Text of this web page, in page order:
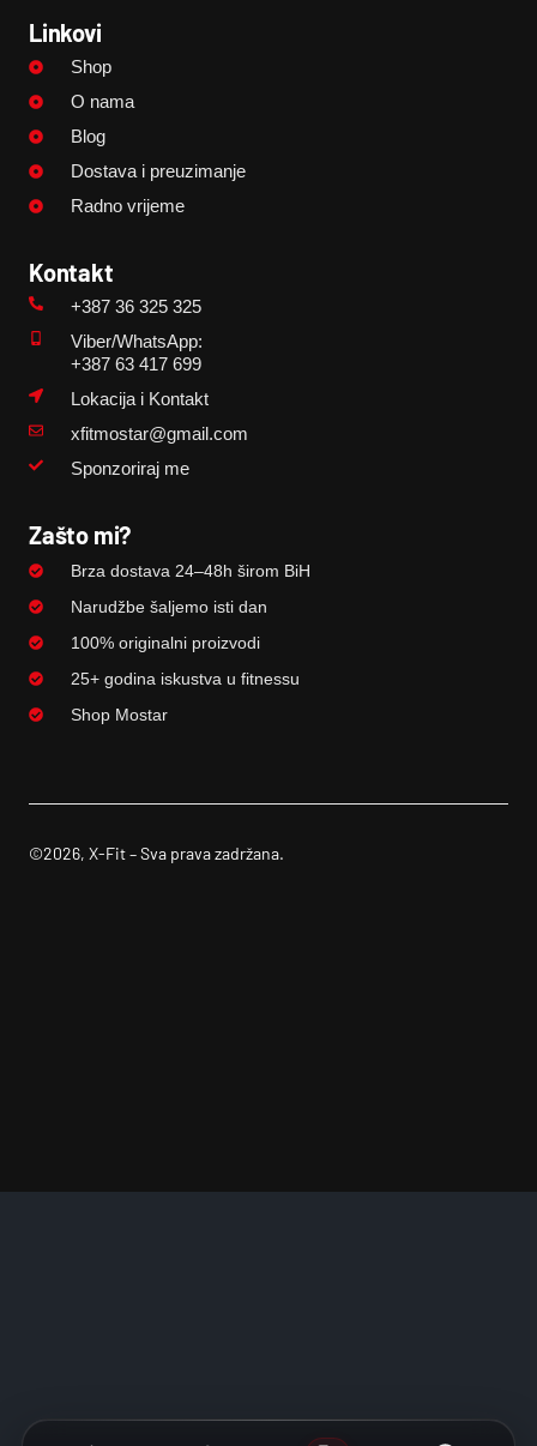
Linkovi
Shop
O nama
Blog
Dostava i preuzimanje
Radno vrijeme
Kontakt
+387 36 325 325
Viber/WhatsApp:
+387 63 417 699
Lokacija i Kontakt
xfitmostar@gmail.com
Sponzoriraj me
Zašto mi?
Brza dostava 24–48h širom BiH
Narudžbe šaljemo isti dan
100% originalni proizvodi
25+ godina iskustva u fitnessu
Shop Mostar
©2026, X-Fit – Sva prava zadržana.